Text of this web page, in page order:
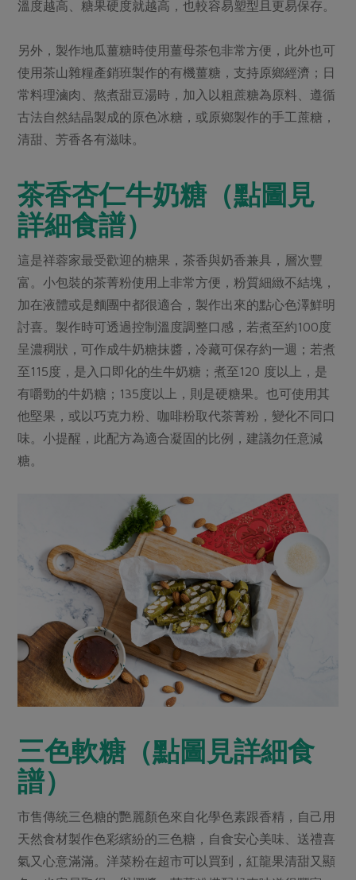
樂齡友善
地區活動
活動報下載
溫度越高、糖果硬度就越高，也較容易塑型且更易保存。
另外，製作地瓜薑糖時使用薑母茶包非常方便，此外也可
使用茶山雜糧產銷班製作的有機薑糖，支持原鄉經濟；日
常料理滷肉、熬煮甜豆湯時，加入以粗蔗糖為原料、遵循
古法自然結晶製成的原色冰糖，或原鄉製作的手工蔗糖，
清甜、芳香各有滋味。
茶香杏仁牛奶糖（點圖見
詳細食譜）
這是祥蓉家最受歡迎的糖果，茶香與奶香兼具，層次豐
富。小包裝的茶菁粉使用上非常方便，粉質細緻不結塊，
加在液體或是麵團中都很適合，製作出來的點心色澤鮮明
討喜。製作時可透過控制溫度調整口感，若煮至約100度
呈濃稠狀，可作成牛奶糖抹醬，冷藏可保存約一週；若煮
至115度，是入口即化的生牛奶糖；煮至120 度以上，是
有嚼勁的牛奶糖；135度以上，則是硬糖果。也可使用其
他堅果，或以巧克力粉、咖啡粉取代茶菁粉，變化不同口
味。小提醒，此配方為適合凝固的比例，建議勿任意減
糖。
三色軟糖（點圖見詳細食
譜）
市售傳統三色糖的艷麗顏色來自化學色素跟香精，自己用
天然食材製作色彩繽紛的三色糖，自食安心美味、送禮喜
氣又心意滿滿。洋菜粉在超市可以買到，紅龍果清甜又顯